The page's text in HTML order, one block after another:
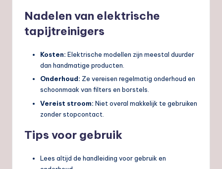
Nadelen van elektrische
tapijtreinigers
Kosten: Elektrische modellen zijn meestal duurder
dan handmatige producten.
Onderhoud: Ze vereisen regelmatig onderhoud en
schoonmaak van filters en borstels.
Vereist stroom: Niet overal makkelijk te gebruiken
zonder stopcontact.
Tips voor gebruik
Lees altijd de handleiding voor gebruik en